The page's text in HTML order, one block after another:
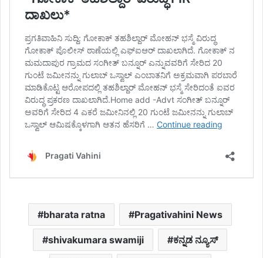
bharata ratna Pragativahini News
shivakumara swamiji ಕನ್ನಡ ನ್ಯೂಸ್